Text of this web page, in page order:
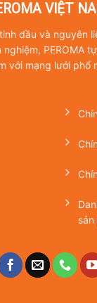
VIỆT
dầu và nguyên
nghiệm, PEROMA
với mạng lưới phổ
sản